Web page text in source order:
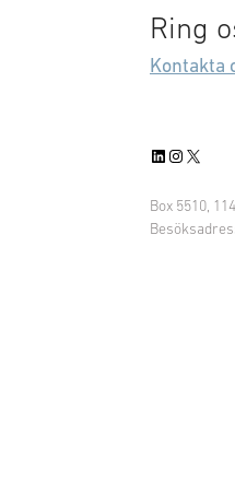
Ring
Kontakta
LinkedIn
Instagram
X
Box 5510,